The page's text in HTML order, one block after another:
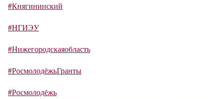
#Княгининский
#НГИЭУ
#Нижегородскаяобласть
#РосмолодёжьГранты
#Росмолодёжь